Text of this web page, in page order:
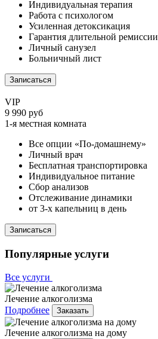
Индивидуальная терапия
Работа с психологом
Усиленная детоксикация
Гарантия длительной ремиссии
Личный санузел
Больничный лист
Записаться
VIP
9 990 руб
1-я местная комната
Все опции «По-домашнему»
Личный врач
Бесплатная транспортировка
Индивидуальное питание
Сбор анализов
Отслеживание динамики
от 3-х капельниц в день
Записаться
Популярные услуги
Все услуги
Лечение алкоголизма
Подробнее
Заказать
Лечение алкоголизма на дому